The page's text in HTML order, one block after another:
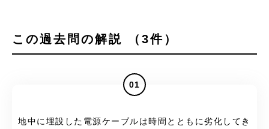
この過去問の解説 （3件）
01
地中に埋設した電源ケーブルは時間とともに劣化してき